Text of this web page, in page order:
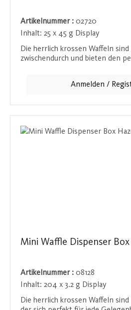
Artikelnummer : 02720
Inhalt: 25 x 45 g Display
Die herrlich krossen Waffeln
zwischendurch und bieten den
Bissen eine cremige und
voller Geschmack und ideal, um
schnell zu stillen. Ein zeitloser
Waffelliebhaber.
Anmelden /
Mini Waffle Dispenser
Artikelnummer : 08128
Inhalt: 204 x 3.2 g Display
Die herrlich krossen Waffeln